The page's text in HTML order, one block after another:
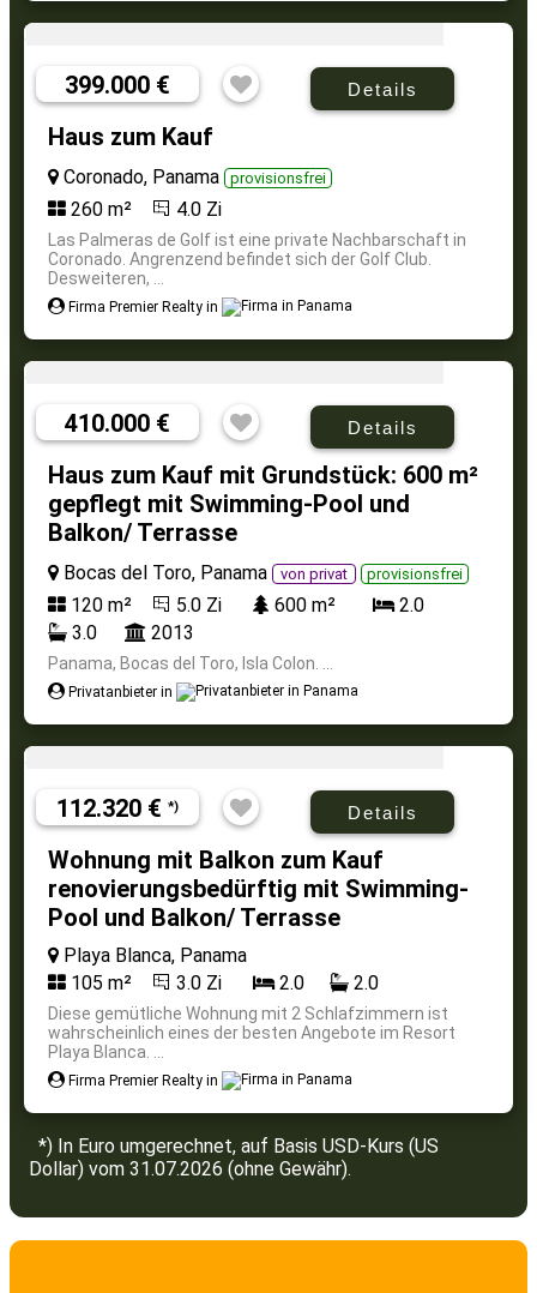
399.000 € Details
Haus zum Kauf
Coronado, Panama provisionsfrei
260 m² 4.0 Zi
Las Palmeras de Golf ist eine private Nachbarschaft in
Coronado. Angrenzend befindet sich der Golf Club.
Desweiteren, ...
Firma Premier Realty in
410.000 € Details
Haus zum Kauf mit Grundstück: 600 m²
gepflegt mit Swimming-Pool und
Balkon/ Terrasse
Bocas del Toro, Panama von privat provisionsfrei
120 m² 5.0 Zi 600 m²
2.0
3.0
2013
Panama, Bocas del Toro, Isla Colon. ...
Privatanbieter in
112.320 € *) Details
Wohnung mit Balkon zum Kauf
renovierungsbedürftig mit Swimming-
Pool und Balkon/ Terrasse
Playa Blanca, Panama
105 m²
3.0 Zi 2.0 2.0
Diese gemütliche Wohnung mit 2 Schlafzimmern ist
wahrscheinlich eines der besten Angebote im Resort
Playa Blanca. ...
Firma Premier Realty in
*) In Euro umgerechnet, auf Basis USD-Kurs (US
Dollar) vom 31.07.2026 (ohne Gewähr).